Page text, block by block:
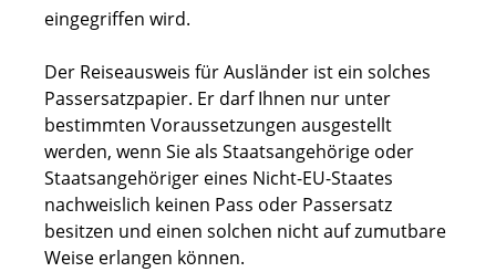
eingegriffen wird.
Der Reiseausweis für Ausländer ist ein solches
Passersatzpapier. Er darf Ihnen nur unter
bestimmten Voraussetzungen ausgestellt
werden, wenn Sie als Staatsangehörige oder
Staatsangehöriger eines Nicht-EU-Staates
nachweislich keinen Pass oder Passersatz
besitzen und einen solchen nicht auf zumutbare
Weise erlangen können.